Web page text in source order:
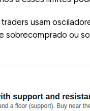
usam
sobrecomprado ou